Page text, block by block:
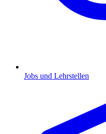
Jobs und Lehrstellen